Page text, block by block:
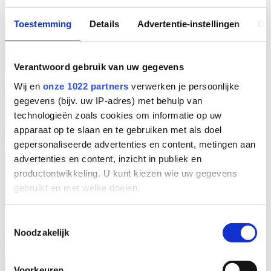
Toestemming Details Advertentie-instellingen
Verantwoord gebruik van uw gegevens
Wij en onze 1022 partners verwerken je persoonlijke
gegevens (bijv. uw IP-adres) met behulp van
technologieën zoals cookies om informatie op uw
apparaat op te slaan en te gebruiken met als doel
gepersonaliseerde advertenties en content, metingen aan
advertenties en content, inzicht in publiek en
productontwikkeling. U kunt kiezen wie uw gegevens
gebruikt en met welke doelen.
Informatie verzamelen over uw geografische
Uw apparaat identificeren door het actief te
Noodzakelijk